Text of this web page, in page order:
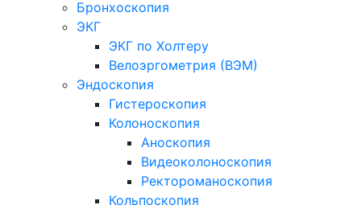
Бронхоскопия
ЭКГ
ЭКГ по Холтеру
Велоэргометрия (ВЭМ)
Эндоскопия
Гистероскопия
Колоноскопия
Аноскопия
Видеоколоноскопия
Ректороманоскопия
Кольпоскопия